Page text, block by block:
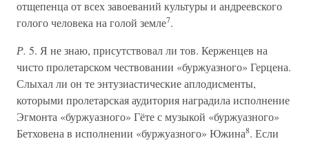
отщепенца от всех завоеваний культуры и андреевского
голого человека на голой земле7.
Р. 5. Я не знаю, присутствовал ли тов. Керженцев на
чисто пролетарском чествовании «буржуазного» Герцена.
Слыхал ли он те энтузиастические аплодисменты,
которыми пролетарская аудитория наградила исполнение
Эгмонта «буржуазного» Гёте с музыкой «буржуазного»
Бетховена в исполнении «буржуазного» Южина8. Если